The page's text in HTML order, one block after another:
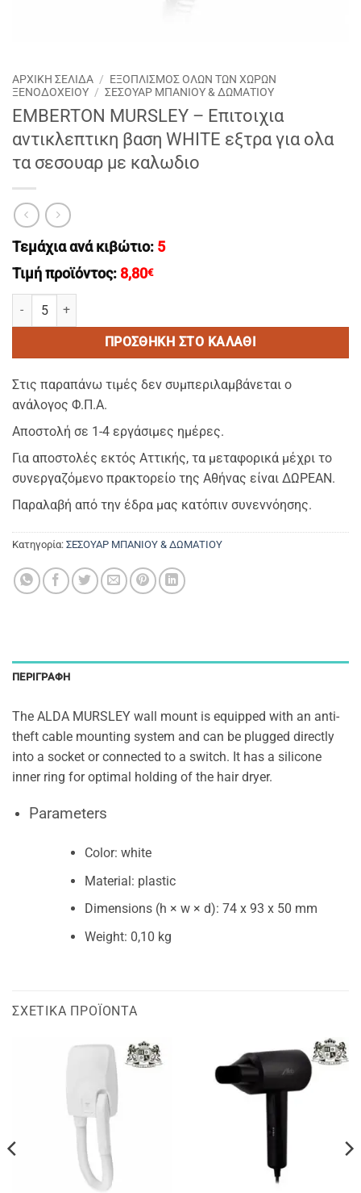
ΑΡΧΙΚΉ ΣΕΛΊΔΑ / ΕΞΟΠΛΙΣΜΟΣ ΟΛΩΝ ΤΩΝ ΧΩΡΩΝ
ΞΕΝΟΔΟΧΕΙΟΥ / ΣΕΣΟΥΑΡ ΜΠΑΝΙΟΥ & ΔΩΜΑΤΙΟΥ
EMBERTON MURSLEY – Eπιτοιχια
αντικλεπτικη βαση WHITE εξτρα για ολα
τα σεσουαρ με καλωδιο
Τεμάχια ανά κιβώτιο: 5
Τιμή προϊόντος: 8,80€
EMBERTON MURSLEY - Eπιτοιχια αντικλεπτικη βαση WHITE
ΠΡΟΣΘΉΚΗ ΣΤΟ ΚΑΛΆΘΙ
Στις παραπάνω τιμές δεν συμπεριλαμβάνεται ο
ανάλογος Φ.Π.Α.
Αποστολή σε 1-4 εργάσιμες ημέρες.
Για αποστολές εκτός Αττικής, τα μεταφορικά μέχρι το
συνεργαζόμενο πρακτορείο της Αθήνας είναι ΔΩΡΕΑΝ.
Παραλαβή από την έδρα μας κατόπιν συνεννόησης.
Κατηγορία: ΣΕΣΟΥΑΡ ΜΠΑΝΙΟΥ & ΔΩΜΑΤΙΟΥ
ΠΕΡΙΓΡΑΦΉ
The ALDA MURSLEY wall mount is equipped with an anti-
theft cable mounting system and can be plugged directly
into a socket or connected to a switch. It has a silicone
inner ring for optimal holding of the hair dryer.
Parameters
Color: white
Material: plastic
Dimensions (h × w × d): 74 x 93 x 50 mm
Weight: 0,10 kg
ΣΧΕΤΙΚΆ ΠΡΟΪΌΝΤΑ